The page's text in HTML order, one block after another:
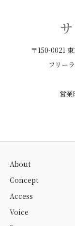
〒150-0021
フリー
営業
About
Concept
Access
Voice